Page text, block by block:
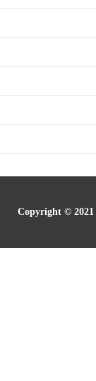
Copyright © 2021